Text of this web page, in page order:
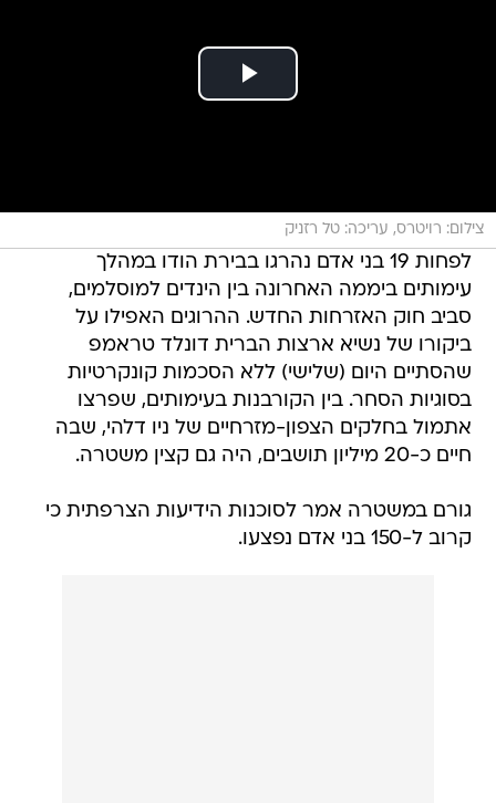
צילום: רויטרס, עריכה: טל רזניק
לפחות 19 בני אדם נהרגו בבירת הודו במהלך
עימותים ביממה האחרונה בין הינדים למוסלמים,
סביב חוק האזרחות החדש. ההרוגים האפילו על
ביקורו של נשיא ארצות הברית דונלד טראמפ
שהסתיים היום (שלישי) ללא הסכמות קונקרטיות
בסוגיות הסחר. בין הקורבנות בעימותים, שפרצו
אתמול בחלקים הצפון-מזרחיים של ניו דלהי, שבה
חיים כ-20 מיליון תושבים, היה גם קצין משטרה.
גורם במשטרה אמר לסוכנות הידיעות הצרפתית כי
קרוב ל-150 בני אדם נפצעו.